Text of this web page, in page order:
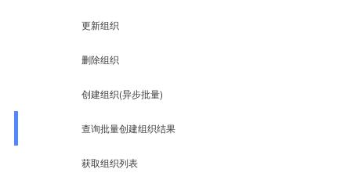
更新组织
删除组织
创建组织(异步批量)
查询批量创建组织结果
获取组织列表